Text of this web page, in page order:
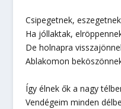
Csipegetnek,
Ha jóllaktak,
De holnapra
Ablakomon
Így élnek ők a nagy
Vendégeim minden